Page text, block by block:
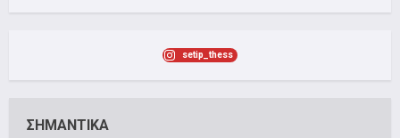
setip_thess
ΣΗΜΑΝΤΙΚΑ